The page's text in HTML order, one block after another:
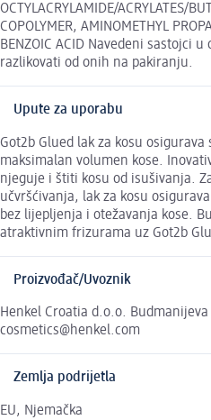
OCTYLACRYLAMIDE/ACRYLATES/
COPOLYMER, AMINOMETHYL
BENZOIC ACID Navedeni sastojci
razlikovati od onih na pakiranju.
Upute za uporabu
Got2b Glued lak za kosu
maksimalan volumen kose.
njeguje i štiti kosu od isušivanja.
učvršćivanja, lak za kosu
bez lijepljenja i otežavanja kose.
atraktivnim frizurama uz Got2b
Proizvođač/Uvoznik
Henkel Croatia d.o.o. Budmanijeva
cosmetics@henkel.com
Zemlja podrijetla
EU, Njemačka